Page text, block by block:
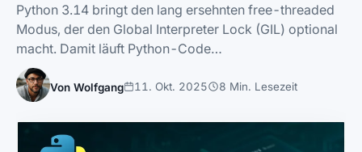
Python 3.14 bringt den lang ersehnten free-threaded
Modus, der den Global Interpreter Lock (GIL) optional
macht. Damit läuft Python-Code…
Von Wolfgang 11. Okt. 2025 8 Min. Lesezeit